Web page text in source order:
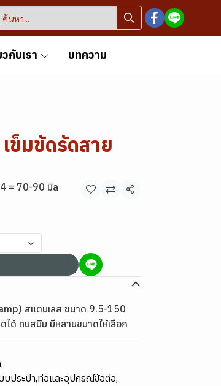
วกับเรา บทความ
ข็มขัดรัดสาย
= 70-90 มิล
แชร์
สแตนเลส ขนาด 9.5-150
ด้ ทนสนิม มีหลายขนาดให้เลือก
,
บประปา,ท่อและอุปกรณ์ข้อต่อ,